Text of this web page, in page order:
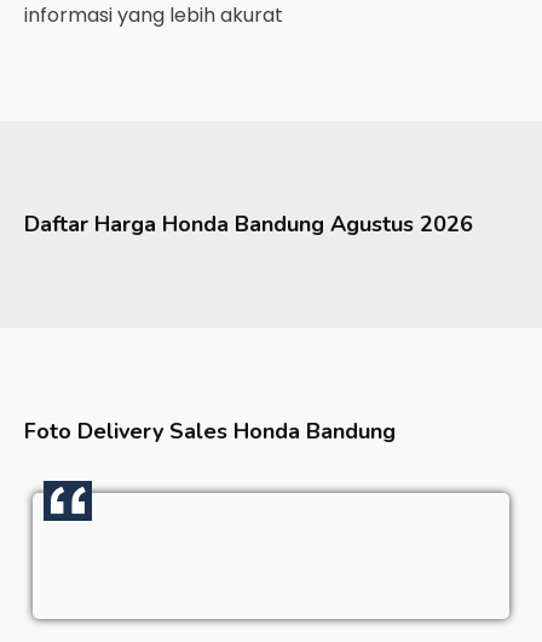
informasi yang lebih akurat
Daftar Harga Honda Bandung Agustus 2026
Foto Delivery Sales Honda Bandung